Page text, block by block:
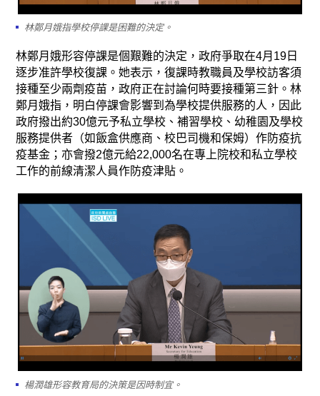
林鄭月娥指學校停課是困難的決定。
林鄭月娥形容停課是個艱難的決定，政府爭取在4月19日
逐步准許學校復課。她表示，復課時教職員及學校訪客須
接種至少兩劑疫苗，政府正在討論何時要接種第三針。林
鄭月娥指，明白停課會影響到為學校提供服務的人，因此
政府撥出約30億元予私立學校、補習學校、幼稚園及學校
服務提供者（如飯盒供應商、校巴司機和保姆）作防疫抗
疫基金；亦會撥2億元給22,000名在專上院校和私立學校
工作的前線清潔人員作防疫津貼。
楊潤雄形容教育局的決策是因時制宜。